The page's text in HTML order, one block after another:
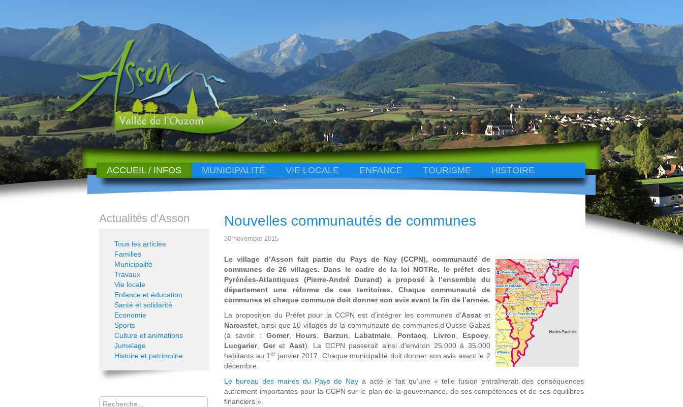
ACCUEIL / INFOS MUNICIPALITÉ VIE LOCALE ENFANCE TOURISME HISTOIRE
Nouvelles communautés de communes
30 novembre 2015
Le village d’Asson fait partie du Pays de Nay (CCPN), communauté de
communes de 26 villages. Dans le cadre de la loi NOTRe, le préfet des
Pyrénées-Atlantiques (Pierre-André Durand) a proposé à l’ensemble du
département une réforme de ces territoires. Chaque communauté de
communes et chaque commune doit donner son avis avant la fin de l’année.
La proposition du Préfet pour la CCPN est d’intégrer les communes d’Assatet
Narcastet , ainsi que 10 villages de la communauté de communes d’Ousse-Gabas
(à savoir : Gomer, Hours Barzun Labatmale Pontacq Livron Espoey
Lucgarier, Geret Aast). La CCPN passerait ainsi d'environ 25.000 à 35.000
habitants au 1er janvier 2017. Chaque municipalité doit donner son avis avant le 2
décembre.
Le bureau des maires du Pays de Naya acté le fait qu’une « telle fusion entraînerait des conséquences
autrement importantes pour la CCPN sur le plan de la gouvernance, de ses compétences et de ses équilibres
financiers ».
Actualités d'Asson
Tous les articles
Familles
Municipalité
Travaux
Vie locale
Enfance et éducation
Santé et solidarité
Economie
Sports
Culture et animations
Jumelage
Histoire et patrimoine
Rechercher